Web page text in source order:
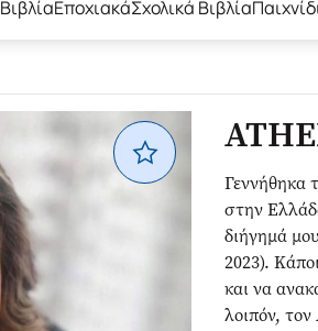
ΒιβλίαΕποχιακάΣχολικά Βιβλία
Γεννήθηκα
στην
διήγημά
2023).
και να
λοιπόν,